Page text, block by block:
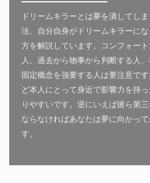
ドリームキラーとは夢を潰してし
法、自分自身がドリームキラーに
方を解説しています。コンフォー
人、過去から物事から判断する人
固定概念を強要する人は要注意で
ど本人にとって身近で影響力を持
りやすいです。逆にいえば彼ら第
ならなければあなたは夢に向かっ
す。